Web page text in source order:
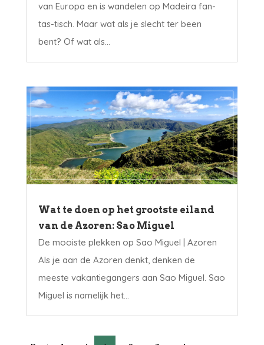
van Europa en is wandelen op Madeira fan-
tas-tisch. Maar wat als je slecht ter been
bent? Of wat als...
Wat te doen op het grootste eiland
van de Azoren: Sao Miguel
De mooiste plekken op Sao Miguel | Azoren
Als je aan de Azoren denkt, denken de
meeste vakantiegangers aan Sao Miguel. Sao
Miguel is namelijk het...